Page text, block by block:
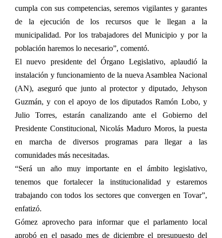
cumpla con sus competencias, seremos vigilantes y garantes
de la ejecución de los recursos que le llegan a la
municipalidad. Por los trabajadores del Municipio y por la
población haremos lo necesario”, comentó.
El nuevo presidente del Órgano Legislativo, aplaudió la
instalación y funcionamiento de la nueva Asamblea Nacional
(AN), aseguró que junto al protector y diputado, Jehyson
Guzmán, y con el apoyo de los diputados Ramón Lobo, y
Julio Torres, estarán canalizando ante el Gobierno del
Presidente Constitucional, Nicolás Maduro Moros, la puesta
en marcha de diversos programas para llegar a las
comunidades más necesitadas.
“Será un año muy importante en el ámbito legislativo,
tenemos que fortalecer la institucionalidad y estaremos
trabajando con todos los sectores que convergen en Tovar”,
enfatizó.
Gómez aprovecho para informar que el parlamento local
aprobó en el pasado mes de diciembre el presupuesto del